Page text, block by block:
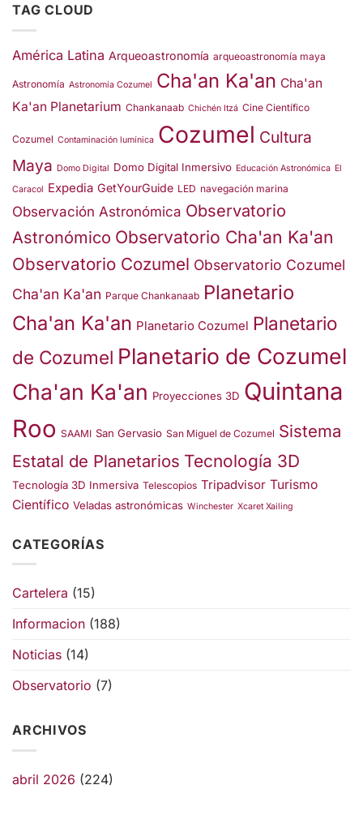
TAG CLOUD
América Latina Arqueoastronomía arqueoastronomía maya
Astronomía Astronomía Cozumel Cha'an Ka'an Cha'an
Ka'an Planetarium Chankanaab Chichén Itzá Cine Científico
Cozumel Contaminación lumínica Cozumel Cultura
Maya Domo Digital Domo Digital Inmersivo Educación Astronómica El
Caracol Expedia GetYourGuide LED navegación marina
Observación Astronómica Observatorio
Astronómico Observatorio Cha'an Ka'an
Observatorio Cozumel Observatorio Cozumel
Cha'an Ka'an Parque Chankanaab Planetario
Cha'an Ka'an Planetario Cozumel Planetario
de Cozumel Planetario de Cozumel
Cha'an Ka'an Proyecciones 3D Quintana
Roo SAAMI San Gervasio San Miguel de Cozumel Sistema
Estatal de Planetarios Tecnología 3D
Tecnología 3D Inmersiva Telescopios Tripadvisor Turismo
Científico Veladas astronómicas Winchester Xcaret Xailing
CATEGORÍAS
Cartelera (15)
Informacion (188)
Noticias (14)
Observatorio (7)
ARCHIVOS
abril 2026 (224)